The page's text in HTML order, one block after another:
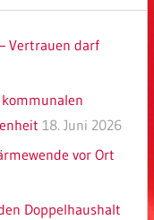
Vertrauen darf
18. Juni 2026
vor Ort
Doppelhaushalt